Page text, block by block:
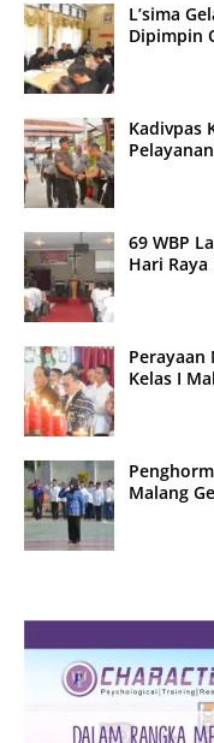
L’sima
Dipimpin
Kadivpas
69 WBP
Hari Raya
Perayaan
Kelas I
Malang